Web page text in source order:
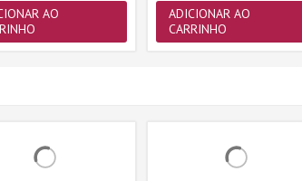
AO
ADICIONAR AO
CARRINHO